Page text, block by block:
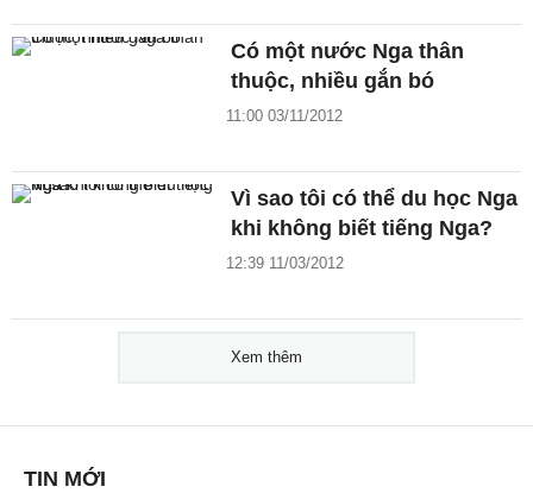
Có một nước Nga thân
thuộc, nhiều gắn bó
11:00 03/11/2012
Vì sao tôi có thể du học Nga
khi không biết tiếng Nga?
12:39 11/03/2012
Xem thêm
TIN MỚI